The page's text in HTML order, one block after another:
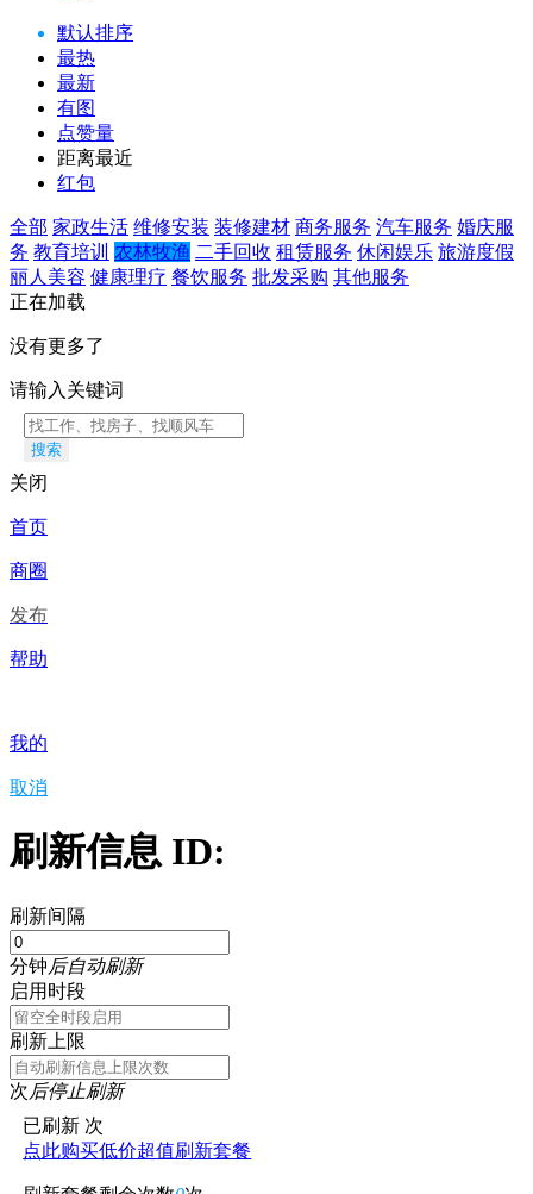
默认排序
最热
最新
有图
点赞量
距离最近
红包
全部 家政生活 维修安装 装修建材 商务服务 汽车服务 婚庆服
务 教育培训 农林牧渔 二手回收 租赁服务 休闲娱乐 旅游度假
丽人美容 健康理疗 餐饮服务 批发采购 其他服务
正在加载
没有更多了
请输入关键词
搜索
关闭
首页
商圈
发布
帮助
我的
取消
刷新信息 ID:
刷新间隔
分钟后自动刷新
启用时段
刷新上限
次后停止刷新
已刷新 次
点此购买低价超值刷新套餐